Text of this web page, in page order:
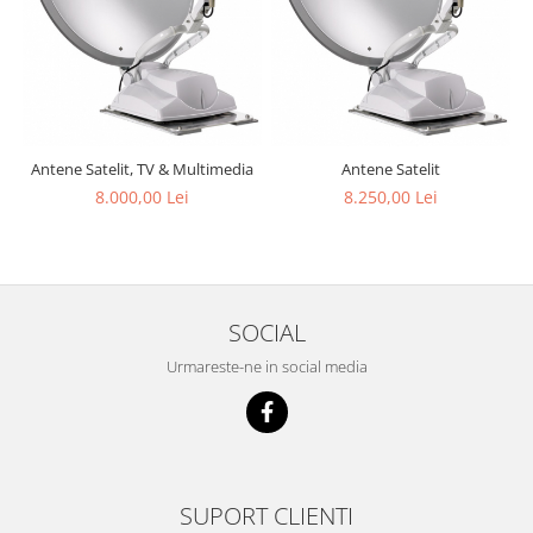
Antene Satelit, TV & Multimedia
8.000,00 Lei
Antene Satelit
8.250,00 Lei
SOCIAL
Urmareste-ne in social media
SUPORT CLIENTI